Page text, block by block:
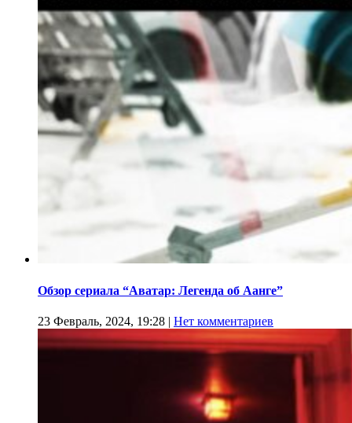
Обзор сериала “Аватар: Легенда об Аанге”
23 Февраль, 2024, 19:28 | Нет комментариев